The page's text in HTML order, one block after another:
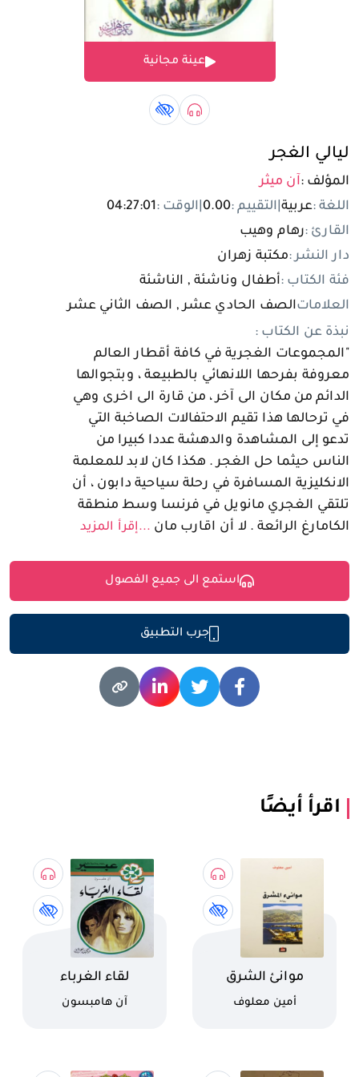
تسجيل الدخول
مستخدم جديد
عينة مجانية
صوتي bookكتاب لذوي الهمم book
ليالي الغجر
المؤلف :آن ميثر
اللغة :عربية التقييم :0.00 الوقت :04:27:01
القارئ :رهام وهيب
دار النشر :مكتبة زهران
فئة الكتاب :أطفال وناشئة , الناشئة
العلاماتالصف الحادي عشر , الصف الثاني عشر
نبذة عن الكتاب :
"المجموعات الغجرية في كافة أقطار العالم
معروفة بفرحها اللانهائي بالطبيعة ، وبتجوالها
الدائم من مكان الى آخر ، من قارة الى اخرى وهي
في ترحالها هذا تقيم الاحتفالات الصاخبة التي
تدعو إلى المشاهدة والدهشة عددا كبيرا من
الناس حيثما حل الغجر . هكذا كان لابد للمعلمة
الانكليزية المسافرة في رحلة سياحية دابون ، أن
تلتقي الغجري مانويل في فرنسا وسط منطقة
الكامارغ الرائعة . لا أن اقارب مان ...إقرأ المزيد
استمع الى جميع الفصول
جرب التطبيق
اقرأ أيضًا
اسم الكتاب
موانئ الشرق
كاتب
أمين معلوف
اسم الكتاب
لقاء الغرباء
كاتب
آن هامبسون